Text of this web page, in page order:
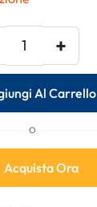
+
Al Carrello
O
Acquista Ora